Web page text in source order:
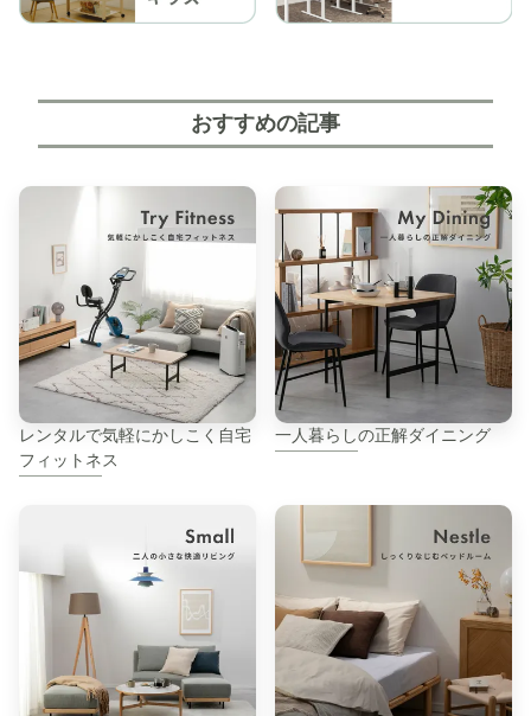
おすすめの記事
レンタルで気軽にかしこく自宅
フィットネス
一人暮らしの正解ダイニング